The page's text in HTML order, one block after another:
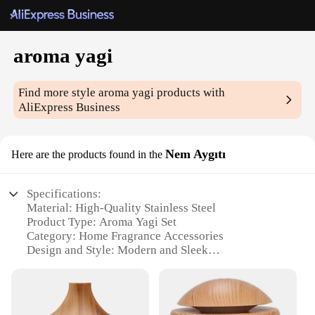
aroma yagi
Find more stylearoma yagi products with
AliExpress Business
Here are the products found in the Nem Aygıtı
Specifications:
Material: High-Quality Stainless Steel
Product Type: Aroma Yagi Set
Category: Home Fragrance Accessories
Design and Style: Modern and Sleek
Performance and Property: Efficient Aroma
Diffusion
Parts and Accessories: Includes Aroma Yagi Device